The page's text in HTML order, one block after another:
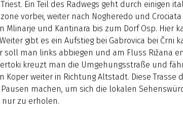
Ein Teil des Radwegs geht durch einigen
vorbei, weiter nach Nogheredo und
Mlinarje und Kantinara bis zum Dorf Osp. Hier
gibt es ein Aufstieg bei Gabrovica bei Črni
soll man links abbiegen und am Fluss Rižana
kreuzt man die Umgehungsstraße und
Koper weiter in Richtung Altstadt. Diese
machen, um sich die lokalen
nur zu erholen.